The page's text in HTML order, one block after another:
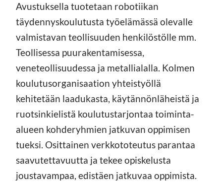
Avustuksella tuotetaan robotiikan
täydennyskoulutusta työelämässä olevalle
valmistavan teollisuuden henkilöstölle mm.
Teollisessa puurakentamisessa,
veneteollisuudessa ja metallialalla. Kolmen
koulutusorganisaation yhteistyöllä
kehitetään laadukasta, käytännönläheistä ja
ruotsinkielistä koulutustarjontaa toiminta-
alueen kohderyhmien jatkuvan oppimisen
tueksi. Osittainen verkkototeutus parantaa
saavutettavuutta ja tekee opiskelusta
joustavampaa, edistäen jatkuvaa oppimista.